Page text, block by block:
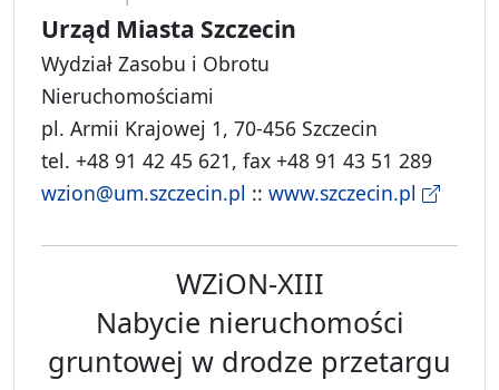
Urząd Miasta Szczecin
Wydział Zasobu i Obrotu
Nieruchomościami
pl. Armii Krajowej 1, 70-456 Szczecin
tel. +48 91 42 45 621, fax +48 91 43 51 289
wzion@um.szczecin.pl :: www.szczecin.pl
WZiON-XIII
Nabycie nieruchomości
gruntowej w drodze przetargu